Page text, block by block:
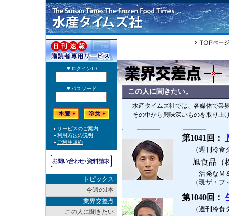
トピックス
今週の1本
業界交差点
この人に聞きたい
この人に聞きたい。
水産タイムズ社では、各媒体で業
その中から興味深いものを取り上
第1041回：
（週刊冷
旭食品
活発なＭ
（現ザ・
第1040回：
（週刊冷